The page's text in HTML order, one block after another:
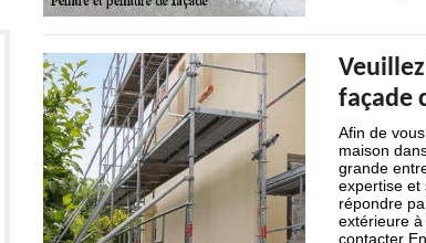
façade
Afin de
maison
grande
expertise et
répondre
extérieure
contacter